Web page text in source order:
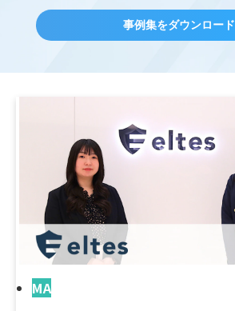
事例集をダウンロード
MA